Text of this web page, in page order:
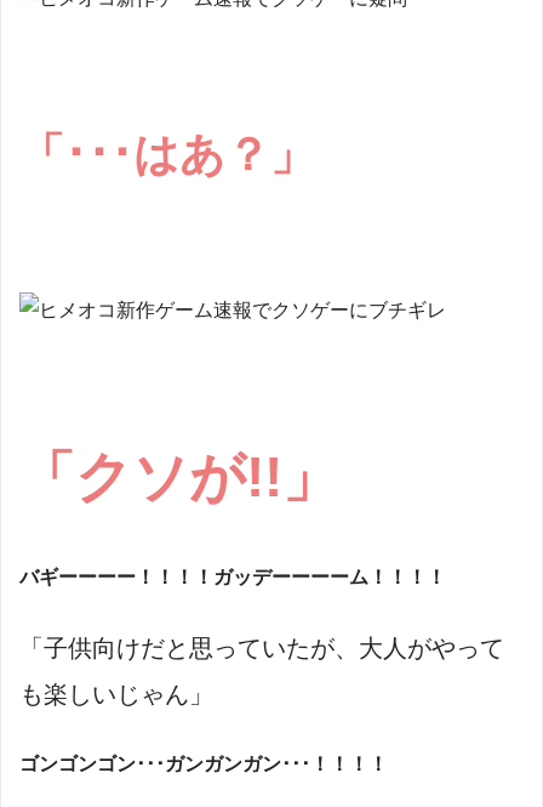
「･･･はあ？」
「クソが!!」
バギーーーー！！！！ガッデーーーーム！！！！
「子供向けだと思っていたが、大人がやって
も楽しいじゃん」
ゴンゴンゴン･･･ガンガンガン･･･！！！！